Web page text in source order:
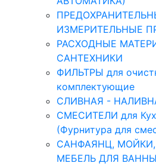
ИЗМЕРИТЕЛЬНЫЕ
РАСХОДНЫЕ
САНТЕХНИКИ
ФИЛЬТРЫ для
комплектующие
СЛИВНАЯ -
СМЕСИТЕЛИ для
(Фурнитура для
САНФАЯНЦ, МОЙКИ,
МЕБЕЛЬ ДЛЯ